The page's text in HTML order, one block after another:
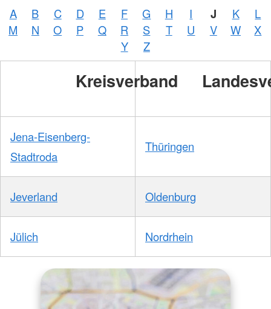
A B C D E F G H I J K
L
M
N O P Q R S T U V W
X
Y
Z
Kreisverband
Jena-Eisenberg-
Stadtroda
Thüringen
Jeverland Oldenburg
Jülich Nordrhein